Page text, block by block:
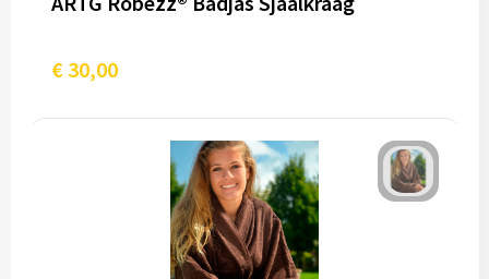
€ 30,00